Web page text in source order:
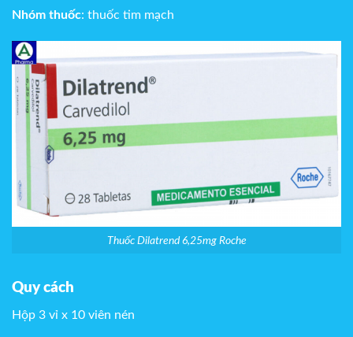
Nhóm thuốc: thuốc tim mạch
Thuốc Dilatrend 6,25mg Roche
Quy cách
Hộp 3 vỉ x 10 viên nén